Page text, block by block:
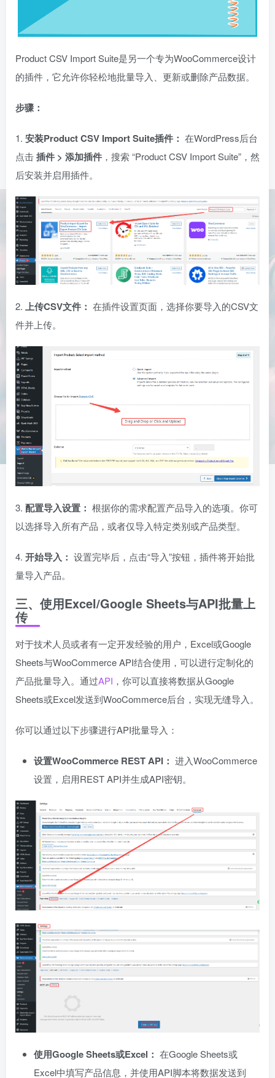
Product CSV Import Suite是另一个专为WooCommerce设计
的插件，它允许你轻松地批量导入、更新或删除产品数据。
步骤：
1. 安装Product CSV Import Suite插件： 在WordPress后台
点击插件 > 添加插件 ，搜索 “Product CSV Import Suite”，然
后安装并启用插件。
2. 上传CSV文件： 在插件设置页面，选择你要导入的CSV文
件并上传。
3. 配置导入设置： 根据你的需求配置产品导入的选项。你可
以选择导入所有产品，或者仅导入特定类别或产品类型。
4. 开始导入： 设置完毕后，点击“导入”按钮，插件将开始批
量导入产品。
三、使用Excel/Google Sheets与API批量上
传
对于技术人员或者有一定开发经验的用户，Excel或Google
Sheets与WooCommerce API结合使用，可以进行定制化的
产品批量导入。通过API ，你可以直接将数据从Google
Sheets或Excel发送到WooCommerce后台，实现无缝导入。
你可以通过以下步骤进行API批量导入：
设置WooCommerce REST API： 进入WooCommerce
设置，启用REST API并生成API密钥。
使用Google Sheets或Excel： 在Google Sheets或
Excel中填写产品信息，并使用API脚本将数据发送到